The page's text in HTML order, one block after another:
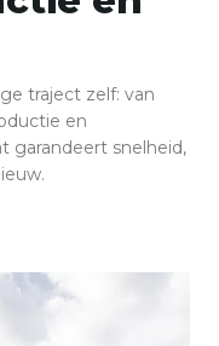
traject zelf: van
en
garandeert snelheid,